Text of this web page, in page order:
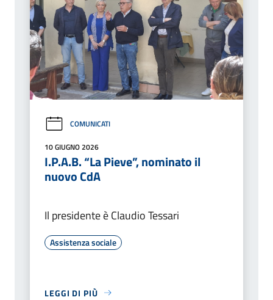
COMUNICATI
10 GIUGNO 2026
I.P.A.B. “La Pieve”, nominato il
nuovo CdA
Il presidente è Claudio Tessari
Assistenza sociale
LEGGI DI PIÙ